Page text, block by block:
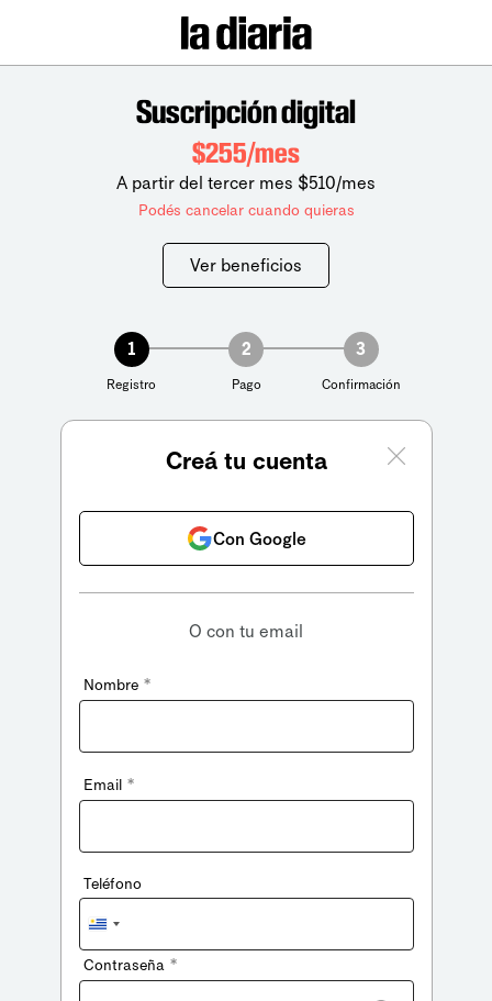
Suscripción digital
$255/mes
A partir del tercer mes $510/mes
Podés cancelar cuando quieras
Ver beneficios
1
Registro
2
Pago
3
Confirmación
Creá tu cuenta
Con Google
O con tu email
Nombre *
Email *
Teléfono
Uruguay
+598
Contraseña *